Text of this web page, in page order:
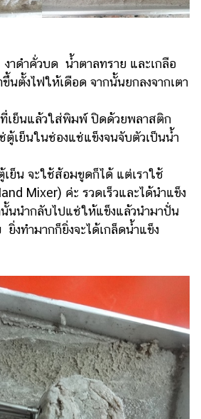
ำคั่วบด น้ำตาลทราย และเกลือ
นตั้งไฟให้เดือด จากนั้นยกลงจากเตา
นแล้วใส่พิมพ์ ปิดด้วยพลาสติก
ตู้เย็นในช่องแช่แข็งจนจับตัวเป็นน้ำ
จะใช้ส้อมขูดก็ได้ แต่เราใช้
Mixer) ค่ะ รวดเร็วและได้นำแข็ง
นั้นนำกลับไปแช่ให้แข็งแล้วนำมาปั่น
งทำมากก็ยิ่งจะได้เกล็ดน้ำแข็ง